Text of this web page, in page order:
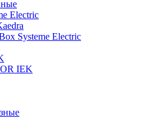
Electric
Systeme Electric
IEK